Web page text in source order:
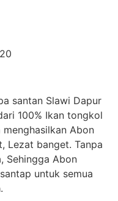
santan Slawi Dapur
100% Ikan tongkol
menghasilkan Abon
Lezat banget. Tanpa
Sehingga Abon
untuk semua